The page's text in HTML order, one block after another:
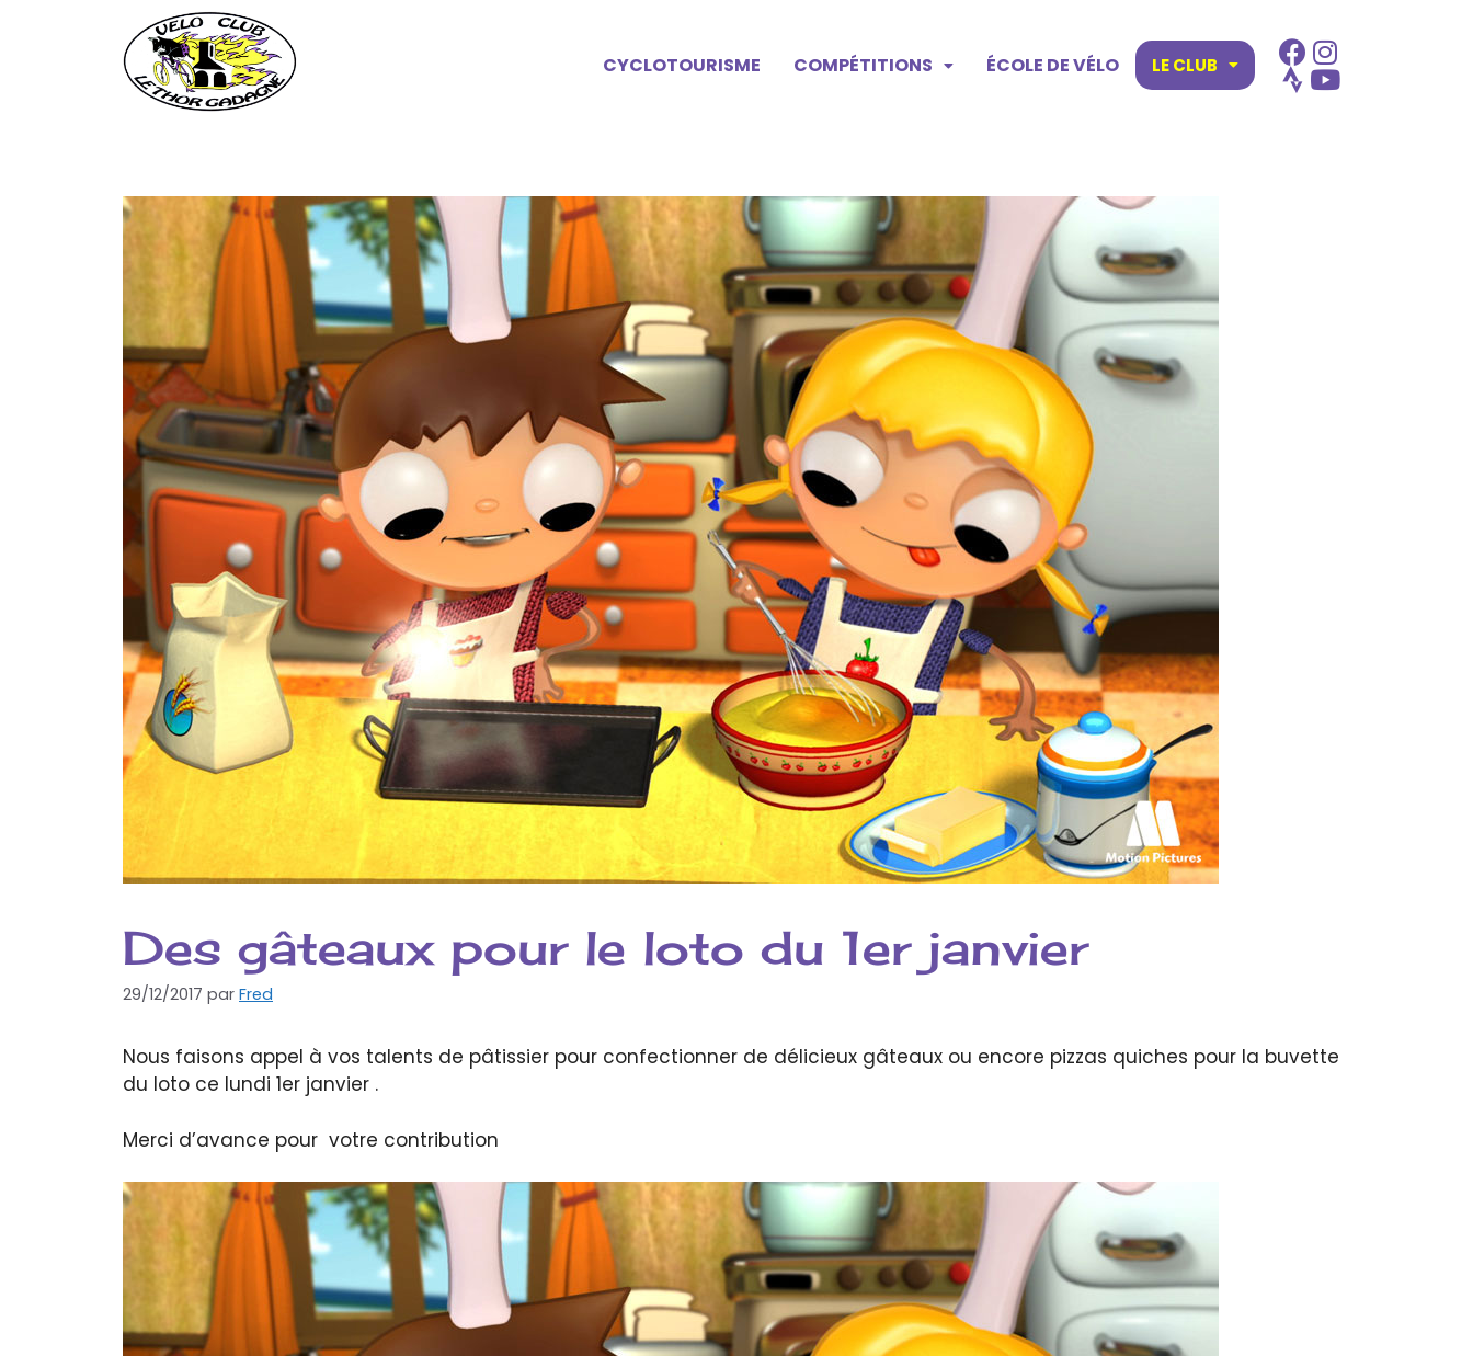
CYCLOTOURISME COMPÉTITIONS ÉCOLE DE VÉLO LE CLUB
Des gâteaux pour le loto du 1er janvier
29/12/2017 par Fred
Nous faisons appel à vos talents de pâtissier pour confectionner de délicieux gâteaux ou encore pizzas quiches pour la buvette
du loto ce lundi 1er janvier .
Merci d’avance pour votre contribution